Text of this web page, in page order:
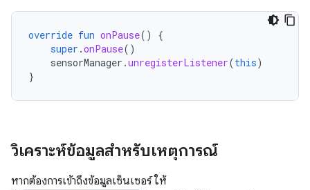
override fun onPause()
{
super .onPause()
sensorManager .unregisterListener(this)
}
วิเคราะห์ข้อมูลสําหรับเหตุการณ์
หากต้องการเข้าถึงข้อมูลเซ็นเซอร์ ให้